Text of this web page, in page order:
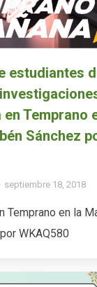
estudiantes
Temprano
Sánchez
septiembre 18, 2018
Temprano en la
WKAQ580